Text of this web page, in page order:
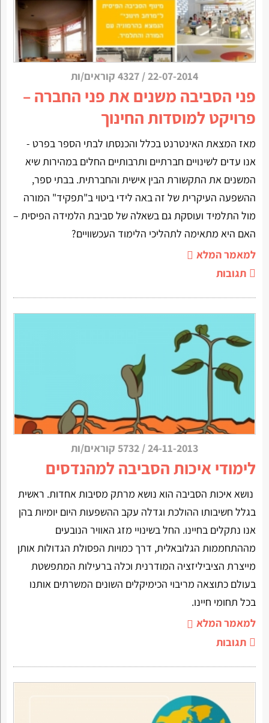
22-07-2014
/ 4327 קוראים/ות
פני הסביבה משנים את פני החברה –
פרויקט למוסדות החינוך
מאז המצאת האינטרנט בכלל והכנסתו לבתי הספר בפרט -
אנו עדים לשינויים חברתיים ותרבותיים החלים במהירות שיא
המשנים את התקשורת הבין אישית והחברתית. בבתי ספר,
ההשפעה העיקרית של זה באה לידי ביטוי ב"תפקיד" המורה
מול התלמיד ועוסקת גם בשאלה של סביבת הלמידה הפיסית –
האם היא מתאימה לתהליכי הלימוד העכשוויים?
למאמר המלא
תגובות
24-11-2013
/ 5732 קוראים/ות
לימודי איכות הסביבה למהנדסים
נושא איכות הסביבה הוא נושא מרתק מסיבות אחדות. ראשית
בגלל חשיבותו ההולכת וגדלה עקב ההשפעות היום יומיות בהן
אנו נתקלים בחיינו. החל בשינויי מזג האוויר הנובעים
מההתחממות הגלובאלית, דרך כמויות הפסולת הגדולות אותן
מייצרת הציביליזציה המודרנית וכלה ברעילות המתפשטת
בעולם כתוצאה מריבוי הכימיקלים השונים המשרתים אותנו
בכל תחומי חיינו.
למאמר המלא
תגובות